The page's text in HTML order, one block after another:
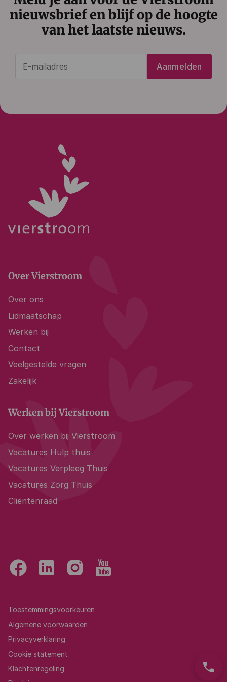
nieuwsbrief en blijf op de hoogte
van het laatste nieuws.
Aanmelden
Over Vierstroom
Over ons
Lidmaatschap
Werken bij
Contact
Veelgestelde vragen
Zakelijk
Werken bij Vierstroom
Over werken bij Vierstroom
Vacatures Hulp thuis
Vacatures Verpleeg Thuis
Vacatures Zorg Thuis
Cliëntenraad
Toestemmingsvoorkeuren
Algemene voorwaarden
Privacyverklaring
Cookie statement
Klachtenregeling
phone